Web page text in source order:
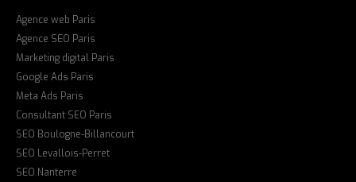
Agence web Paris
Agence SEO Paris
Marketing digital Paris
Google Ads Paris
Meta Ads Paris
Consultant SEO Paris
SEO Boulogne-Billancourt
SEO Levallois-Perret
SEO Nanterre